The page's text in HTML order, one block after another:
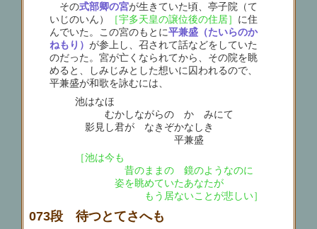
その式部卿の宮が生きていた頃、亭子院（て
いじのいん）
［宇多天皇の譲位後の住居］ に住
んでいた。この宮のもとに平兼盛（たいらのか
ねもり）が参上し、召されて話などをしていた
のだった。宮が亡くなられてから、その院を眺
めると、しみじみとした想いに囚われるので、
平兼盛が和歌を詠むには、
池はなほ
むかしながらの かゞみにて
影見し君が なきぞかなしき
平兼盛
［池は今も
昔のままの 鏡のようなのに
姿を眺めていたあなたが
もう居ないことが悲しい］
073段 待つとてさへも